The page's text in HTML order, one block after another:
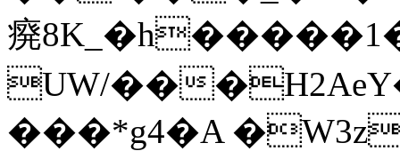
㾱
UW/��
���*g4�A